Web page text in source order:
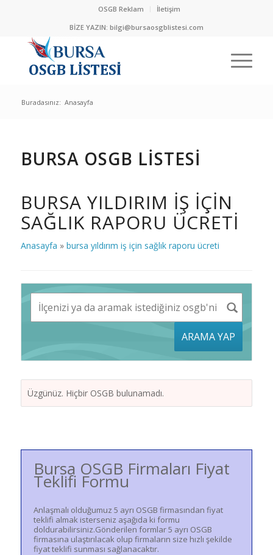
OSGB Reklam
İletişim
BİZE YAZIN: bilgi@bursaosgblistesi.com
Buradasınız: Anasayfa
BURSA OSGB LİSTESİ
BURSA YILDIRIM IŞ IÇIN
SAĞLIK RAPORU ÜCRETI
Anasayfa » bursa yıldırım iş için sağlık raporu ücreti
ARAMA YAP
Üzgünüz. Hiçbir OSGB bulunamadı.
Bursa OSGB Firmaları Fiyat
Teklifi Formu
Anlaşmalı olduğumuz 5 ayrı OSGB firmasından fiyat
teklifi almak isterseniz aşağıda ki formu
doldurabilirsiniz.Gönderilen formlar 5 ayrı OSGB
firmasına ulaştırılacak olup firmaların size hızlı şekilde
fiyat teklifi sunması sağlanacaktır.